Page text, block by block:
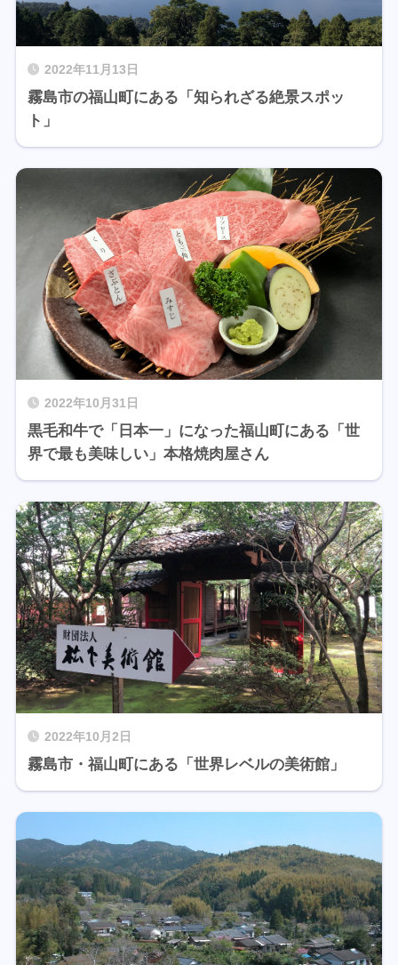
2022年11月13日
霧島市の福山町にある「知られざる絶景スポッ
ト」
2022年10月31日
黒毛和牛で「日本一」になった福山町にある「世
界で最も美味しい」本格焼肉屋さん
2022年10月2日
霧島市・福山町にある「世界レベルの美術館」